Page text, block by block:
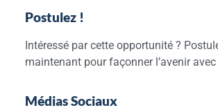
Postulez !
Intéressé par cette opportunité ?
maintenant pour façonner l’avenir
Médias Sociaux